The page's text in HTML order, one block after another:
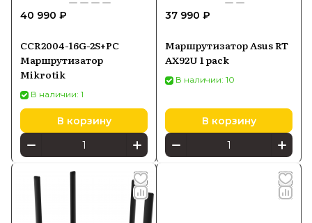
40 990 ₽
CCR2004-16G-2S+PC
Маршрутизатор
Mikrotik
В наличии: 1
В корзину
37 990 ₽
Маршрутизатор Asus RT
AX92U 1 pack
В наличии: 10
В корзину